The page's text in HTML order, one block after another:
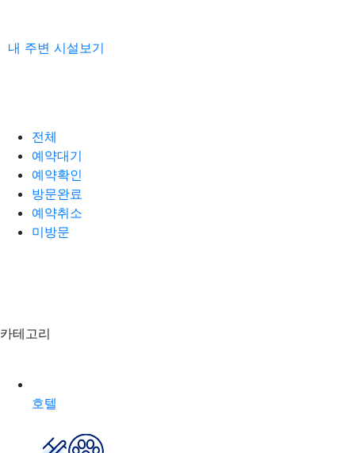
내 주변 시설보기
전체
예약대기
예약확인
방문완료
예약취소
미방문
카테고리
호텔